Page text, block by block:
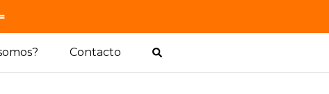
Contacto